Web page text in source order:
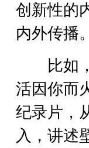
创新性的
内外传播。
比如，
活因你而
纪录片，
入，讲述